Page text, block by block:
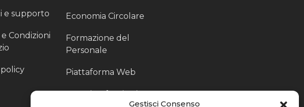
Gestisci Consenso
e supporto
Condizioni
Economia Circolare
Formazione del
Personale
Piattaforma Web
Scouting fornitori